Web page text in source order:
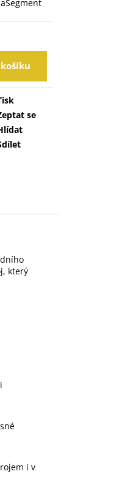
se
který
i v